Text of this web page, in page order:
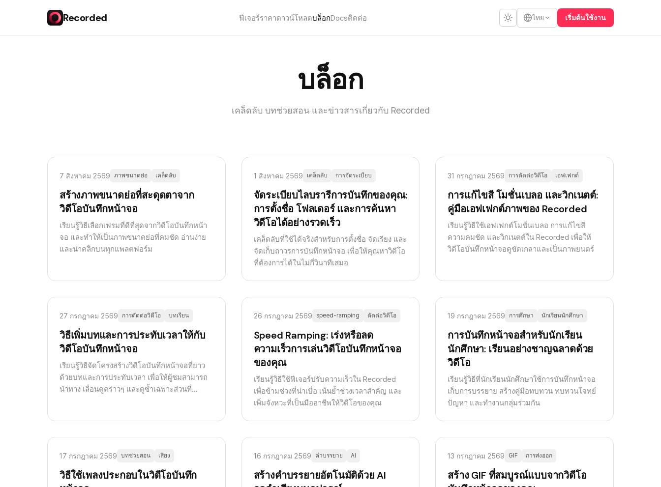
Recorded ฟีเจอร์ราคาดาวน์โหลดบล็อกDocsติดต่อ ไทย เริ่มต้นใช้งาน
บล็อก
เคล็ดลับ บทช่วยสอน และข่าวสารเกี่ยวกับ Recorded
7 สิงหาคม 2569 ภาพขนาดย่อ เคล็ดลับ
สร้างภาพขนาดย่อที่สะดุดตาจาก
วิดีโอบันทึกหน้าจอ
เรียนรู้วิธีเลือกเฟรมที่ดีที่สุดจากวิดีโอบันทึกหน้า
จอ และทำให้เป็นภาพขนาดย่อที่คมชัด อ่านง่าย
และน่าคลิกบนทุกแพลตฟอร์ม
1 สิงหาคม 2569 เคล็ดลับ การจัดระเบียบ
จัดระเบียบไลบรารีการบันทึกของคุณ:
การตั้งชื่อ โฟลเดอร์ และการค้นหา
วิดีโอได้อย่างรวดเร็ว
เคล็ดลับที่ใช้ได้จริงสำหรับการตั้งชื่อ จัดเรียง และ
จัดเก็บถาวรการบันทึกหน้าจอ เพื่อให้คุณหาวิดีโอ
ที่ต้องการได้ในไม่กี่วินาทีเสมอ
31 กรกฎาคม 2569 การตัดต่อวิดีโอ เอฟเฟกต์
การแก้ไขสี โมชั่นเบลอ และวิกเนตต์:
คู่มือเอฟเฟกต์ภาพของ Recorded
เรียนรู้วิธีใช้เอฟเฟกต์โมชั่นเบลอ การแก้ไขสี
ความคมชัด และวิกเนตต์ใน Recorded เพื่อให้
วิดีโอบันทึกหน้าจอดูขัดเกลาและเป็นภาพยนตร์
27 กรกฎาคม 2569 การตัดต่อวิดีโอ บทเรียน
วิธีเพิ่มบทและการประทับเวลาให้กับ
วิดีโอบันทึกหน้าจอ
เรียนรู้วิธีจัดโครงสร้างวิดีโอบันทึกหน้าจอที่ยาว
ด้วยบทและการประทับเวลา เพื่อให้ผู้ชมสามารถ
นำทาง เลื่อนดูคร่าวๆ และดูซ้ำเฉพาะส่วนที่
26 กรกฎาคม 2569 speed-ramping ตัดต่อวิดีโอ
Speed Ramping: เร่งหรือลด
ความเร็วการเล่นวิดีโอบันทึกหน้าจอ
ของคุณ
เรียนรู้วิธีใช้ฟีเจอร์ปรับความเร็วใน Recorded
เพื่อข้ามช่วงที่น่าเบื่อ เน้นย้ำช่วงเวลาสำคัญ และ
เพิ่มจังหวะที่เป็นมืออาชีพให้วิดีโอของคุณ
19 กรกฎาคม 2569 การศึกษา นักเรียนนักศึกษา
การบันทึกหน้าจอสำหรับนักเรียน
นักศึกษา: เรียนอย่างชาญฉลาดด้วย
วิดีโอ
เรียนรู้วิธีที่นักเรียนนักศึกษาใช้การบันทึกหน้าจอ
เก็บการบรรยาย สร้างคู่มือทบทวน ทบทวนโจทย์
ปัญหา และทำงานกลุ่มร่วมกัน
17 กรกฎาคม 2569 บทช่วยสอน เสียง
วิธีใช้เพลงประกอบในวิดีโอบันทึก
16 กรกฎาคม 2569 คำบรรยาย AI
สร้างคำบรรยายอัตโนมัติด้วย AI
13 กรกฎาคม 2569 GIF การส่งออก
สร้าง GIF ที่สมบูรณ์แบบจากวิดีโอ